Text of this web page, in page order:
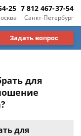
25
Санкт-Петербург
7 812 467-37-54
Задать вопрос
для
для